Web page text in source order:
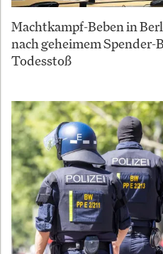
Machtkampf-Beben in
nach geheimem
Todesstoß